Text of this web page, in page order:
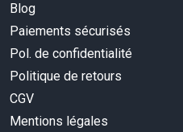
Blog
Paiements sécurisés
Pol. de confidentialité
Politique de retours
CGV
Mentions légales